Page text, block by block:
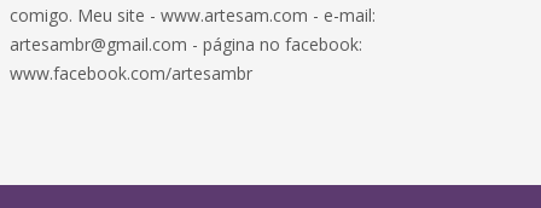
comigo. Meu site - www.artesam.com - e-mail:
artesambr@gmail.com - página no facebook:
www.facebook.com/artesambr